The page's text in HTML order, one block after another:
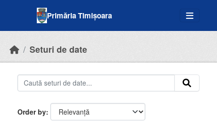
Primăria Timișoara
Seturi de date
Order by